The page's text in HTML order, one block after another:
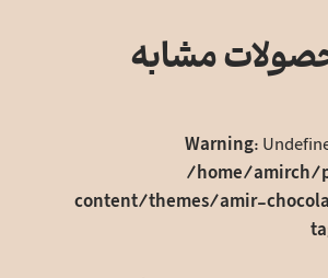
اشتراک
بگذارید
مشابه
Warning:
/home/
content/themes/amir-